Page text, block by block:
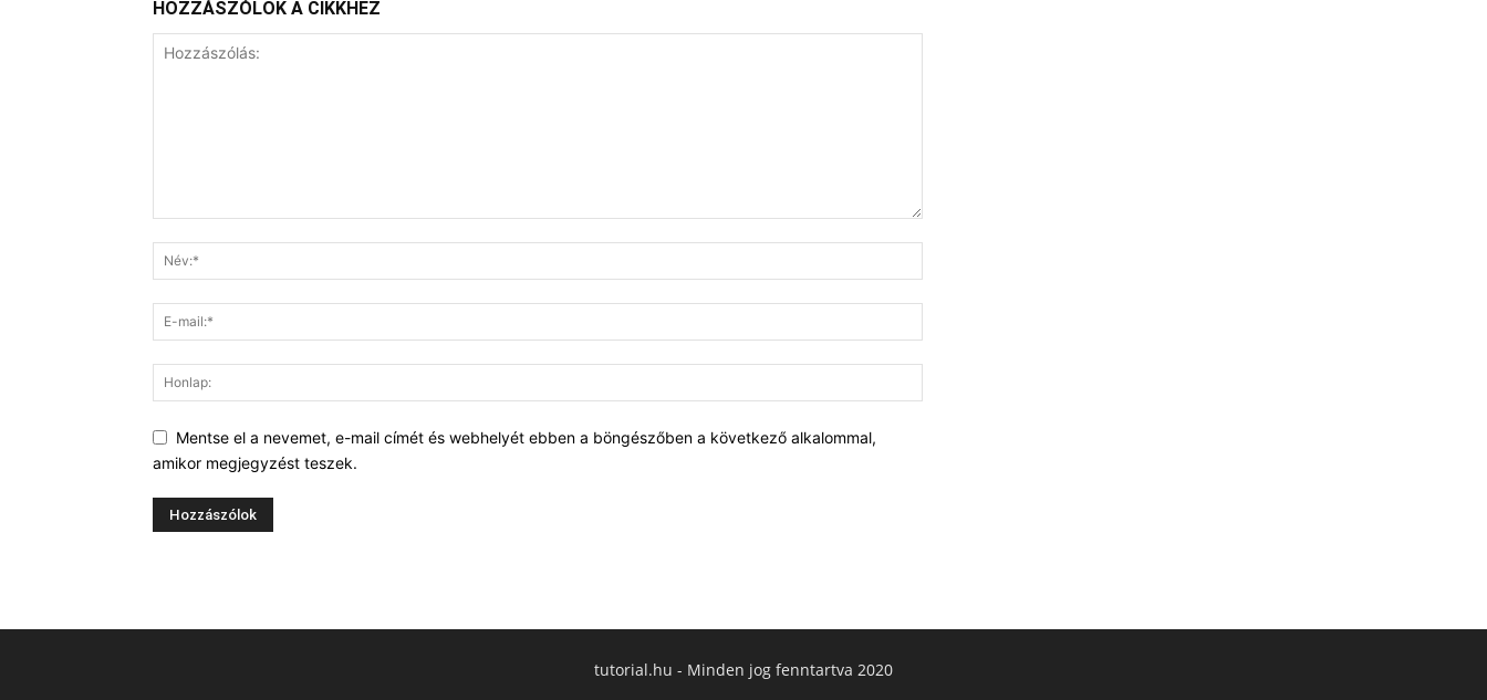
HOZZÁSZÓLOK A CIKKHEZ
Mentse el a nevemet, e-mail címét és webhelyét ebben a böngészőben a következő alkalommal,
amikor megjegyzést teszek.
tutorial.hu - Minden jog fenntartva 2020